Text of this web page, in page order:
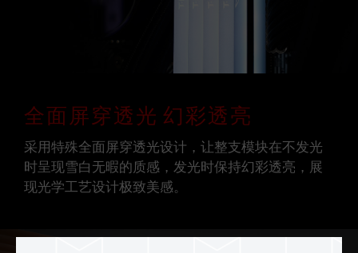
全面屏穿透光 幻彩透亮
采用特殊全面屏穿透光设计，让整支模块在不发光
时呈现雪白无暇的质感，发光时保持幻彩透亮，展
现光学工艺设计极致美感。